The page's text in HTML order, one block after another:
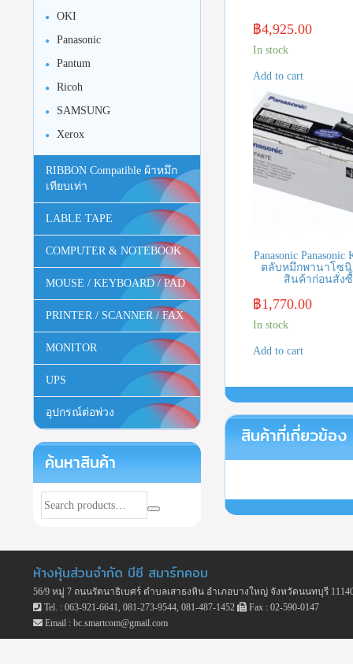
฿4,925.00
In stock
Add to cart
Panasonic Panasonic
ตลับหมึกพานาโซ
สินค้าก่อนสั่ง
฿1,770.00
In stock
Add to cart
สินค้าที่เกี่ยวข้อง
OKI
Panasonic
Pantum
Ricoh
SAMSUNG
Xerox
RIBBON Compatible ผ้าหมึก
เทียบเท่า
LABLE TAPE
COMPUTER & NOTEBOOK
MOUSE / KEYBOARD / PAD
PRINTER / SCANNER / FAX
MONITOR
UPS
อุปกรณ์ต่อพ่วง
ค้นหาสินค้า
ห้างหุ้นส่วนจำกัด บีซี สมาร์ทคอม
56/9 หมู่ 7 ถนนรัตนาธิเบศร์ ตำบลเสาธงหิน อำเภอบางใหญ่ จังหวัดนนทบุรี
Tel. : 063-921-6641, 081-273-9544, 081-487-1452
Fax : 02-590-0147
Email : bc.smartcom@gmail.com